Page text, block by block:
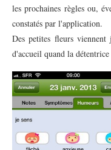
les prochaines règles ou,
constatés par l'application.
Des petites fleurs
d'accueil quand la